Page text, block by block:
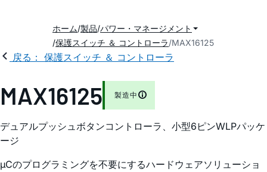
ホーム 製品 パワー・マネージメント
保護スイッチ ＆ コントローラ MAX16125
戻る： 保護スイッチ ＆ コントローラ
MAX16125 製造中
デュアルプッシュボタンコントローラ、小型6ピンWLPパッケ
ージ
µCのプログラミングを不要にするハードウェアソリューショ